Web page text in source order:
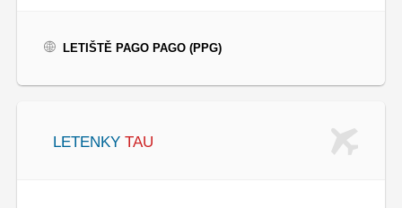
LETIŠTĚ PAGO PAGO (PPG)
LETENKY TAU